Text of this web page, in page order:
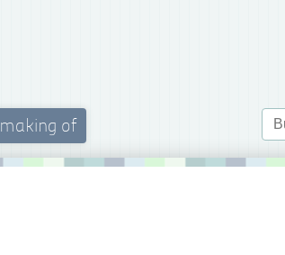
making of